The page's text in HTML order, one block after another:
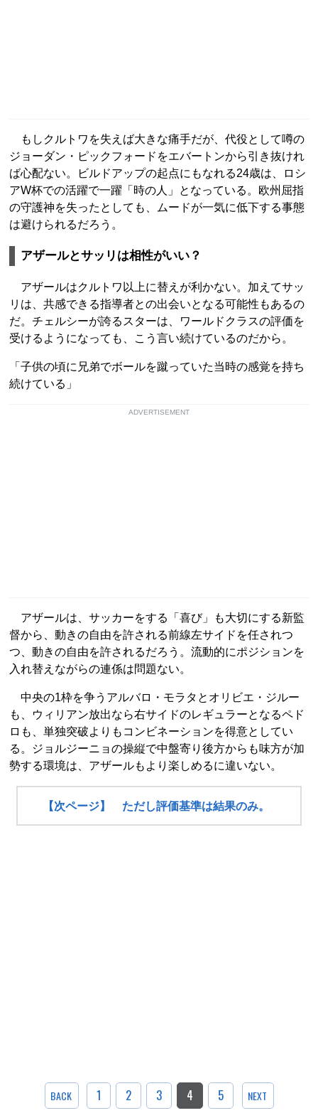
もしクルトワを失えば大きな痛手だが、代役として噂の
ジョーダン・ピックフォードをエバートンから引き抜けれ
ば心配ない。ビルドアップの起点にもなれる24歳は、ロシ
アW杯での活躍で一躍「時の人」となっている。欧州屈指
の守護神を失ったとしても、ムードが一気に低下する事態
は避けられるだろう。
アザールとサッリは相性がいい？
アザールはクルトワ以上に替えが利かない。加えてサッ
リは、共感できる指導者との出会いとなる可能性もあるの
だ。チェルシーが誇るスターは、ワールドクラスの評価を
受けるようになっても、こう言い続けているのだから。
「子供の頃に兄弟でボールを蹴っていた当時の感覚を持ち
続けている」
ADVERTISEMENT
アザールは、サッカーをする「喜び」も大切にする新監
督から、動きの自由を許される前線左サイドを任されつ
つ、動きの自由を許されるだろう。流動的にポジションを
入れ替えながらの連係は問題ない。
中央の1枠を争うアルバロ・モラタとオリビエ・ジルー
も、ウィリアン放出なら右サイドのレギュラーとなるペド
ロも、単独突破よりもコンビネーションを得意としてい
る。ジョルジーニョの操縦で中盤寄り後方からも味方が加
勢する環境は、アザールもより楽しめるに違いない。
【次ページ】 ただし評価基準は結果のみ。
BACK 1 2 3 4 5 NEXT